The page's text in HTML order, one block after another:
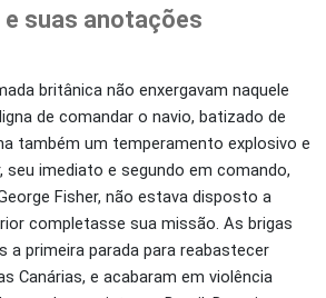
suas anotações
britânica não enxergavam naquele
de comandar o navio, batizado de
também um temperamento explosivo e
seu imediato e segundo em comando,
Fisher, não estava disposto a
completasse sua missão. As brigas
a primeira parada para reabastecer
Canárias, e acabaram em violência